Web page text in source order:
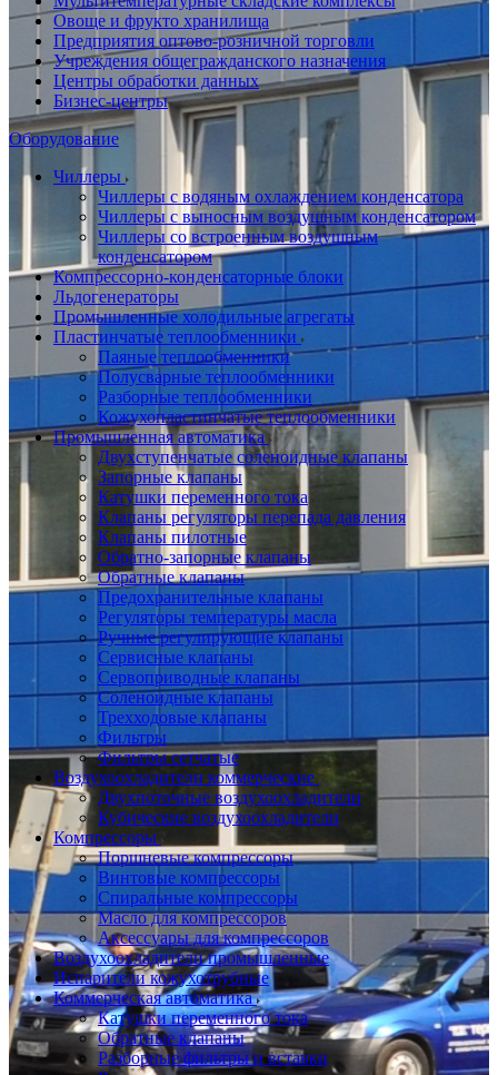
Овоще и фрукто хранилища
Предприятия оптово-розничной торговли
Учреждения общегражданского назначения
Центры обработки данных
Бизнес-центры
Оборудование
Чиллеры
Чиллеры с водяным охлаждением конденсатора
Чиллеры с выносным воздушным конденсатором
Чиллеры со встроенным воздушным
конденсатором
Компрессорно-конденсаторные блоки
Льдогенераторы
Промышленные холодильные агрегаты
Пластинчатые теплообменники
Паяные теплообменники
Полусварные теплообменники
Разборные теплообменники
Кожухопластинчатые теплообменники
Промышленная автоматика
Двухступенчатые соленоидные клапаны
Запорные клапаны
Катушки переменного тока
Клапаны регуляторы перепада давления
Клапаны пилотные
Обратно-запорные клапаны
Обратные клапаны
Предохранительные клапаны
Регуляторы температуры масла
Ручные регулирующие клапаны
Сервисные клапаны
Сервоприводные клапаны
Соленоидные клапаны
Трехходовые клапаны
Фильтры
Фильтры сетчатые
Воздухоохладители коммерческие
Двухпоточные воздухоохладители
Кубические воздухоохладители
Компрессоры
Поршневые компрессоры
Винтовые компрессоры
Спиральные компрессоры
Масло для компрессоров
Аксессуары для компрессоров
Воздухоохладители промышленные
Испарители кожухотрубные
Коммерческая автоматика
Катушки переменного тока
Обратные клапаны
Разборные фильтры и вставки